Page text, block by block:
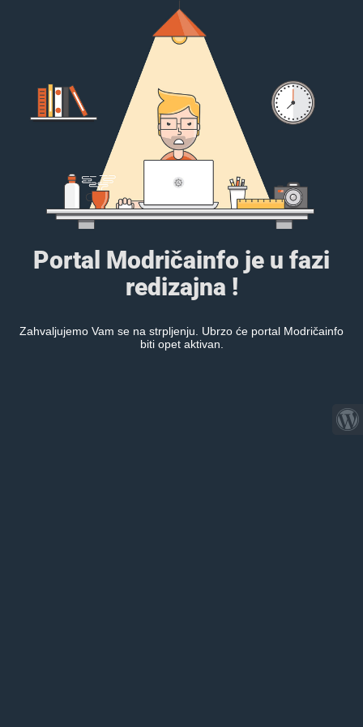
Portal Modričainfo je u fazi
redizajna !
Zahvaljujemo Vam se na strpljenju. Ubrzo će portal Modričainfo
biti opet aktivan.